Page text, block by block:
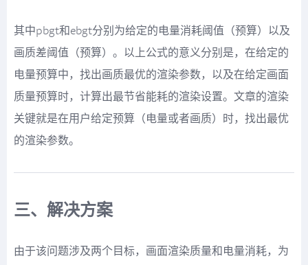
其中pbgt和ebgt分别为给定的电量消耗阈值（预算）以及
画质差阈值（预算）。以上公式的意义分别是，在给定的
电量预算中，找出画质最优的渲染参数，以及在给定画面
质量预算时，计算出最节省能耗的渲染设置。文章的渲染
关键就是在用户给定预算（电量或者画质）时，找出最优
的渲染参数。
三、解决方案
由于该问题涉及两个目标，画面渲染质量和电量消耗，为